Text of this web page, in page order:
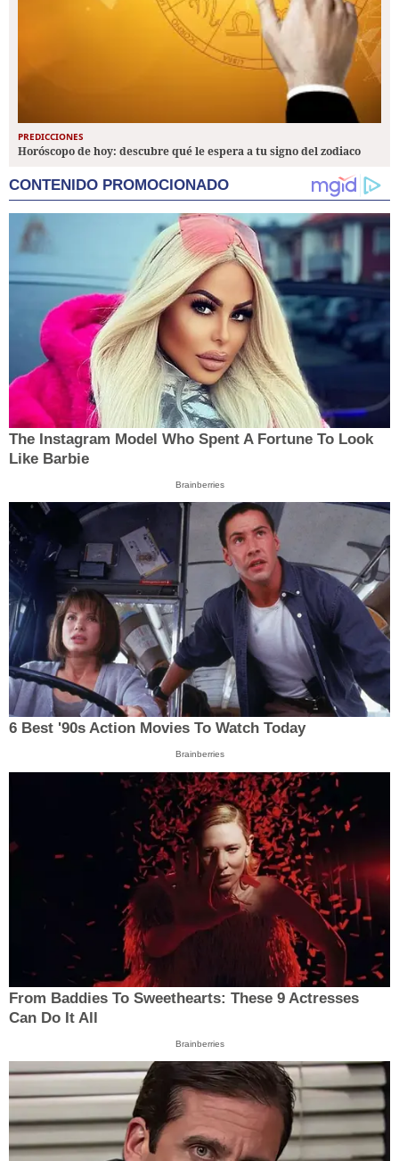
PREDICCIONES
Horóscopo de hoy: descubre qué le espera a tu signo del zodiaco
CONTENIDO PROMOCIONADO
The Instagram Model Who Spent A Fortune To Look
Like Barbie
Brainberries
6 Best '90s Action Movies To Watch Today
Brainberries
From Baddies To Sweethearts: These 9 Actresses
Can Do It All
Brainberries